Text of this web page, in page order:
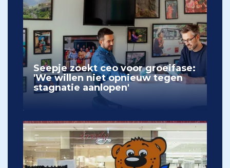
Seepje zoekt ceo voor groeifase:
'We willen niet opnieuw tegen
stagnatie aanlopen'